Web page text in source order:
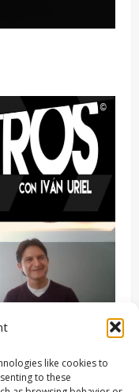
like cookies to
to these
JUAN PATRICIO